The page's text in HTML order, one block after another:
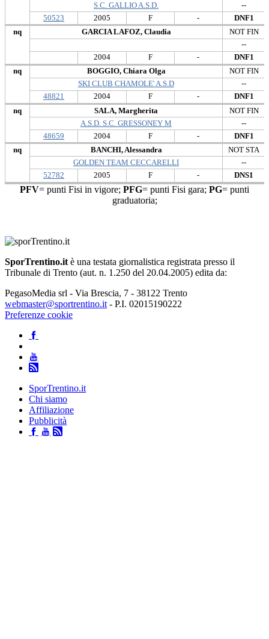
50523 2005 F
S.C. GALLIO A.S.D.
--
DNF1
-
nq
GARCIA LAFOZ, Claudia
2004 F
NOT FIN
--
DNF1
-
nq
48821
BOGGIO, Chiara Olga
2004 F
SKI CLUB CHAMOLE' A.S.D
NOT FIN
--
DNF1
-
nq
48659
SALA, Margherita
2004 F
A.S.D. S.C. GRESSONEY M
NOT FIN
--
DNF1
-
nq
52782
BANCHI, Alessandra
2005 F
GOLDEN TEAM CECCARELLI
NOT STA
--
DNS1
-
PFV= punti Fisi in vigore; PFG= punti Fisi gara; PG= punti
graduatoria;
SporTrentino.it è una testata giornalistica registrata presso il
Tribunale di Trento (aut. n. 1.250 del 20.04.2005) edita da:
PegasoMedia srl - Via Brescia, 7 - 38122 Trento
webmaster@sportrentino.it - P.I. 02015190222
Preferenze cookie
SporTrentino.it
Chi siamo
Affiliazione
Pubblicità